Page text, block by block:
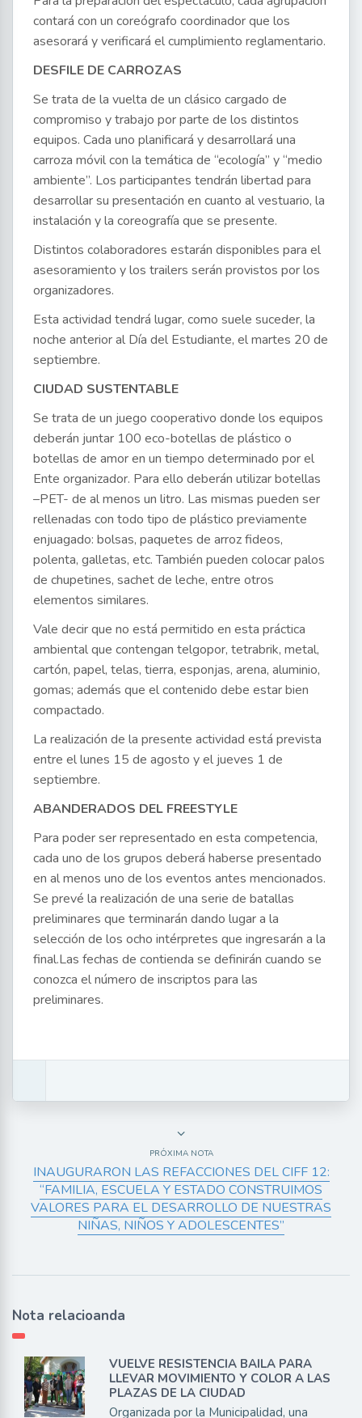
contará con un coreógrafo coordinador que los
asesorará y verificará el cumplimiento reglamentario.
DESFILE DE CARROZAS
Se trata de la vuelta de un clásico cargado de
compromiso y trabajo por parte de los distintos
equipos. Cada uno planificará y desarrollará una
carroza móvil con la temática de “ecología” y “medio
ambiente”. Los participantes tendrán libertad para
desarrollar su presentación en cuanto al vestuario, la
instalación y la coreografía que se presente.
Distintos colaboradores estarán disponibles para el
asesoramiento y los trailers serán provistos por los
organizadores.
Esta actividad tendrá lugar, como suele suceder, la
noche anterior al Día del Estudiante, el martes 20 de
septiembre.
CIUDAD SUSTENTABLE
Se trata de un juego cooperativo donde los equipos
deberán juntar 100 eco-botellas de plástico o
botellas de amor en un tiempo determinado por el
Ente organizador. Para ello deberán utilizar botellas
–PET- de al menos un litro. Las mismas pueden ser
rellenadas con todo tipo de plástico previamente
enjuagado: bolsas, paquetes de arroz fideos,
polenta, galletas, etc. También pueden colocar palos
de chupetines, sachet de leche, entre otros
elementos similares.
Vale decir que no está permitido en esta práctica
ambiental que contengan telgopor, tetrabrik, metal,
cartón, papel, telas, tierra, esponjas, arena, aluminio,
gomas; además que el contenido debe estar bien
compactado.
La realización de la presente actividad está prevista
entre el lunes 15 de agosto y el jueves 1 de
septiembre.
ABANDERADOS DEL FREESTYLE
Para poder ser representado en esta competencia,
cada uno de los grupos deberá haberse presentado
en al menos uno de los eventos antes mencionados.
Se prevé la realización de una serie de batallas
preliminares que terminarán dando lugar a la
selección de los ocho intérpretes que ingresarán a la
final.Las fechas de contienda se definirán cuando se
conozca el número de inscriptos para las
preliminares.
PRÓXIMA NOTA
INAUGURARON LAS REFACCIONES DEL CIFF 12:
“FAMILIA, ESCUELA Y ESTADO CONSTRUIMOS
VALORES PARA EL DESARROLLO DE NUESTRAS
NIÑAS, NIÑOS Y ADOLESCENTES”
Nota relacioanda
VUELVE RESISTENCIA BAILA PARA
LLEVAR MOVIMIENTO Y COLOR A LAS
PLAZAS DE LA CIUDAD
Organizada por la Municipalidad, una